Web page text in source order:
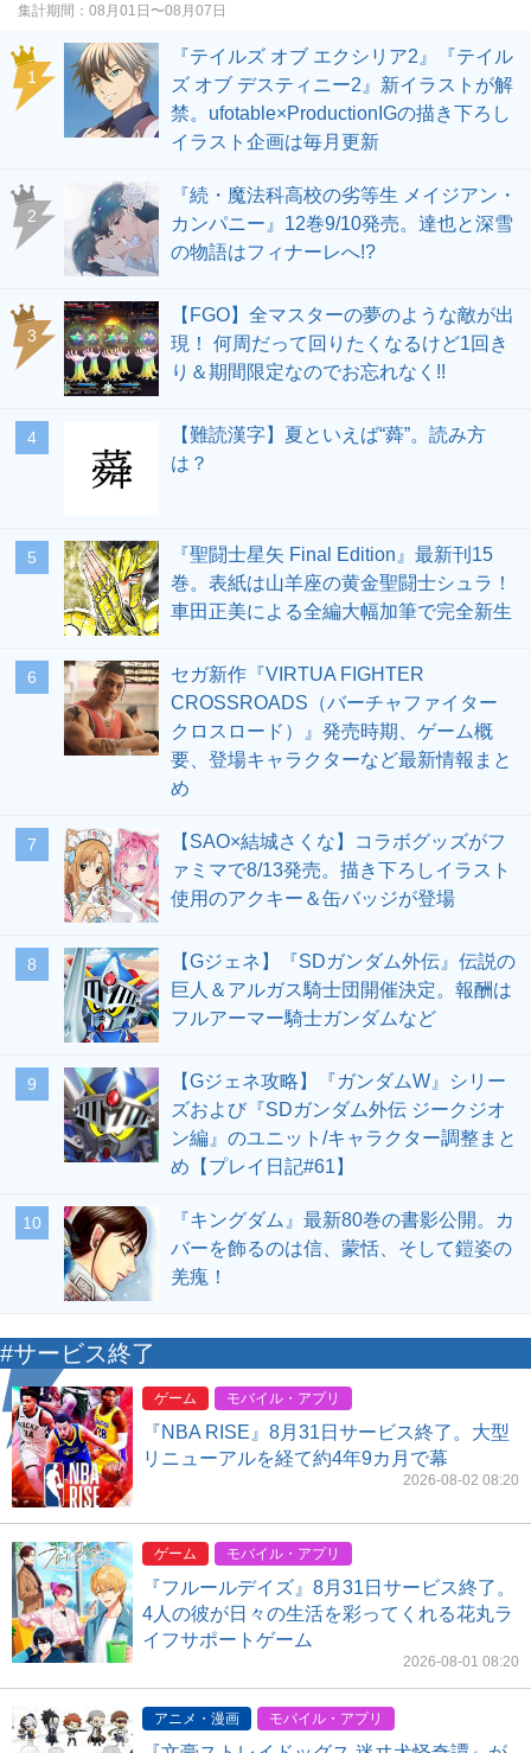
集計期間： 08月01日〜08月07日
1
『テイルズ オブ エクシリア2』『テイル
ズ オブ デスティニー2』新イラストが解
禁。ufotable×ProductionIGの描き下ろし
イラスト企画は毎月更新
2
『続・魔法科高校の劣等生 メイジアン・
カンパニー』12巻9/10発売。達也と深雪
の物語はフィナーレへ!?
3
【FGO】全マスターの夢のような敵が出
現！ 何周だって回りたくなるけど1回き
り＆期間限定なのでお忘れなく!!
4
【難読漢字】夏といえば“蕣”。読み方
は？
5
『聖闘士星矢 Final Edition』最新刊15
巻。表紙は山羊座の黄金聖闘士シュラ！
車田正美による全編大幅加筆で完全新生
6
セガ新作『VIRTUA FIGHTER
CROSSROADS（バーチャファイター
クロスロード）』発売時期、ゲーム概
要、登場キャラクターなど最新情報まと
め
7
【SAO×結城さくな】コラボグッズがフ
ァミマで8/13発売。描き下ろしイラスト
使用のアクキー＆缶バッジが登場
8
【Gジェネ】『SDガンダム外伝』伝説の
巨人＆アルガス騎士団開催決定。報酬は
フルアーマー騎士ガンダムなど
9
【Gジェネ攻略】『ガンダムW』シリー
ズおよび『SDガンダム外伝 ジークジオ
ン編』のユニット/キャラクター調整まと
め【プレイ日記#61】
10
『キングダム』最新80巻の書影公開。カ
バーを飾るのは信、蒙恬、そして鎧姿の
羌瘣！
#サービス終了
ゲーム モバイル・アプリ
『NBA RISE』8月31日サービス終了。大型
リニューアルを経て約4年9カ月で幕
2026-08-02 08:20
ゲーム モバイル・アプリ
『フルールデイズ』8月31日サービス終了。
4人の彼が日々の生活を彩ってくれる花丸ラ
イフサポートゲーム
2026-08-01 08:20
アニメ・漫画 モバイル・アプリ